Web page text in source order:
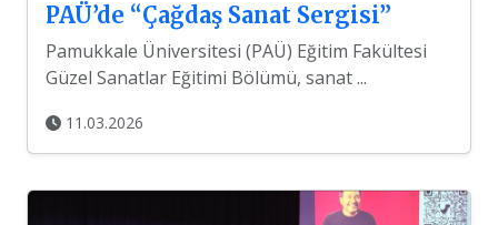
PAÜ’de “Çağdaş Sanat Sergisi”
Pamukkale Üniversitesi (PAÜ) Eğitim Fakültesi
Güzel Sanatlar Eğitimi Bölümü, sanat ...
11.03.2026